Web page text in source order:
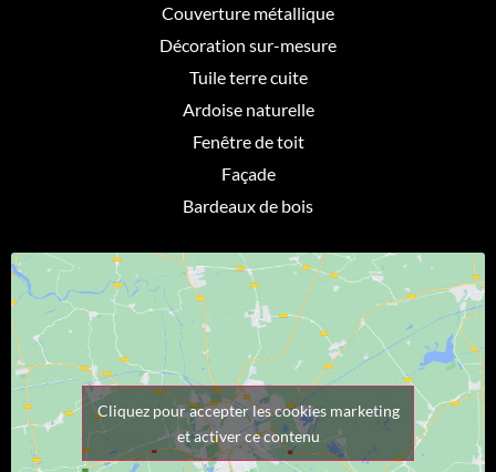
Couverture métallique
Décoration sur-mesure
Tuile terre cuite
Ardoise naturelle
Fenêtre de toit
Façade
Bardeaux de bois
Cliquez pour accepter les cookies marketing
et activer ce contenu